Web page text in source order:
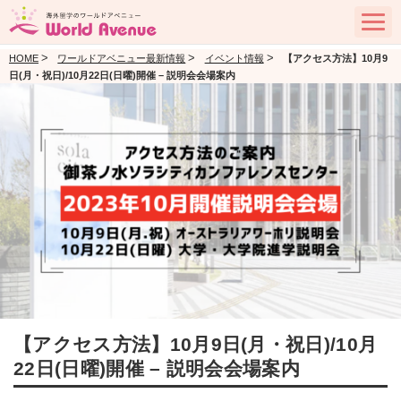
HOME > ワールドアベニュー最新情報 > イベント情報 >
【アクセス方法】10月9
日(月・祝日)/10月22日(日曜)開催 – 説明会会場案内
【アクセス方法】10月9日(月・祝日)/10月
22日(日曜)開催 – 説明会会場案内